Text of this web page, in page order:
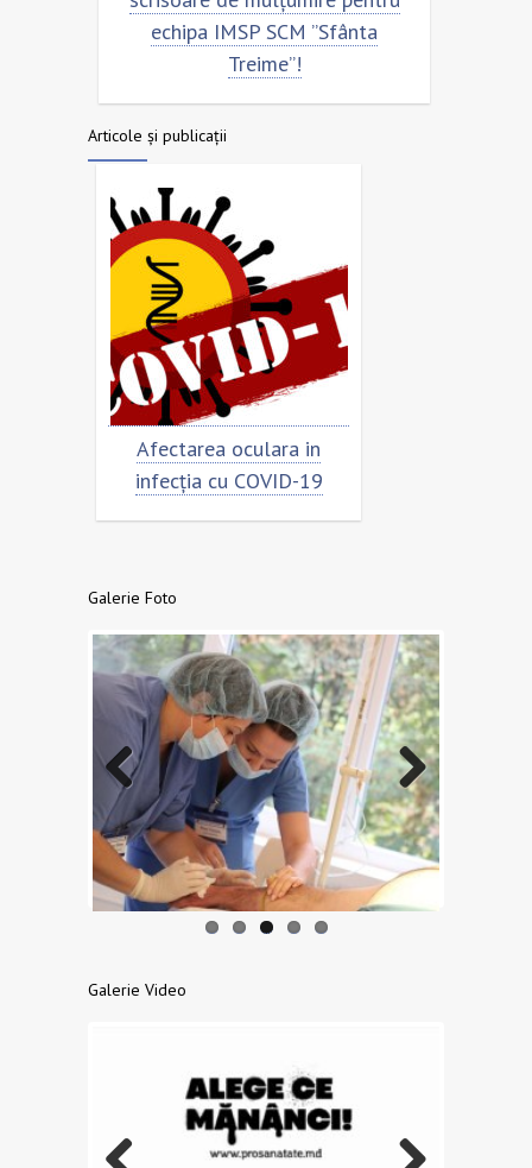
echipa IMSP SCM ”Sfânta
Treime”!
Articole și publicații
Afectarea oculara in
infecția cu COVID-19
Galerie Foto
Previo
us
Next
Galerie Video